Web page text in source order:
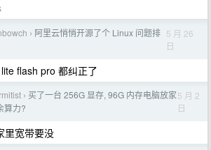
› 阿里云悄悄开源了个 Linux 问题排 5 月 26
日
flash pro 都纠正了
› 买了一台 256G 显存, 96G 内存电脑放家
算力?
5 月 2
日
里宽带要没